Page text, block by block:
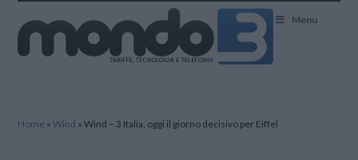
Menu
Home »Wind »Wind – 3 Italia, oggi il giorno decisivo per Eiffel